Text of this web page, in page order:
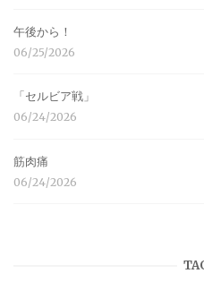
午後から！
06/25/2026
「セルビア戦」
06/24/2026
筋肉痛
06/24/2026